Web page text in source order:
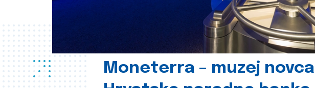
Moneterra – muzej novca